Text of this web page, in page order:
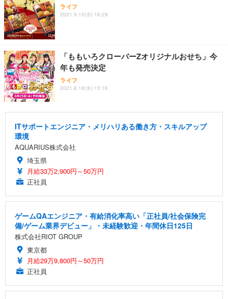
ライフ
2021.9.15(水) 16:29
「ももいろクローバーZオリジナルおせち」今
年も発売決定
ライフ
2021.8.18(水) 15:16
ITサポートエンジニア・メリハリある働き方・スキルアップ
環境
AQUARIUS株式会社
埼玉県
月給33万2,900円～50万円
正社員
ゲームQAエンジニア・有給消化率高い「正社員/社会保険完
備/ゲーム業界デビュー」・未経験歓迎・年間休日125日
株式会社RIOT GROUP
東京都
月給29万9,800円～50万円
正社員